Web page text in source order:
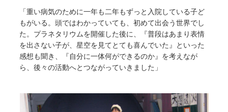
「重い病気のために一年も二年もずっと入院している子ど
もがいる。頭ではわかっていても、初めて出会う世界でし
た。プラネタリウムを開催した後に、『普段はあまり表情
を出さない子が、星空を見てとても喜んでいた』といった
感想も聞き、『自分に一体何ができるのか』を考えなが
ら、後々の活動へとつながっていきました」